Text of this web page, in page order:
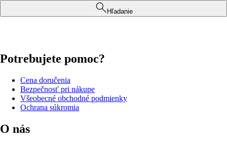
Hľadanie
Potrebujete pomoc?
Cena doručenia
Bezpečnosť pri nákupe
Všeobecné obchodné podmienky
Ochrana súkromia
O nás